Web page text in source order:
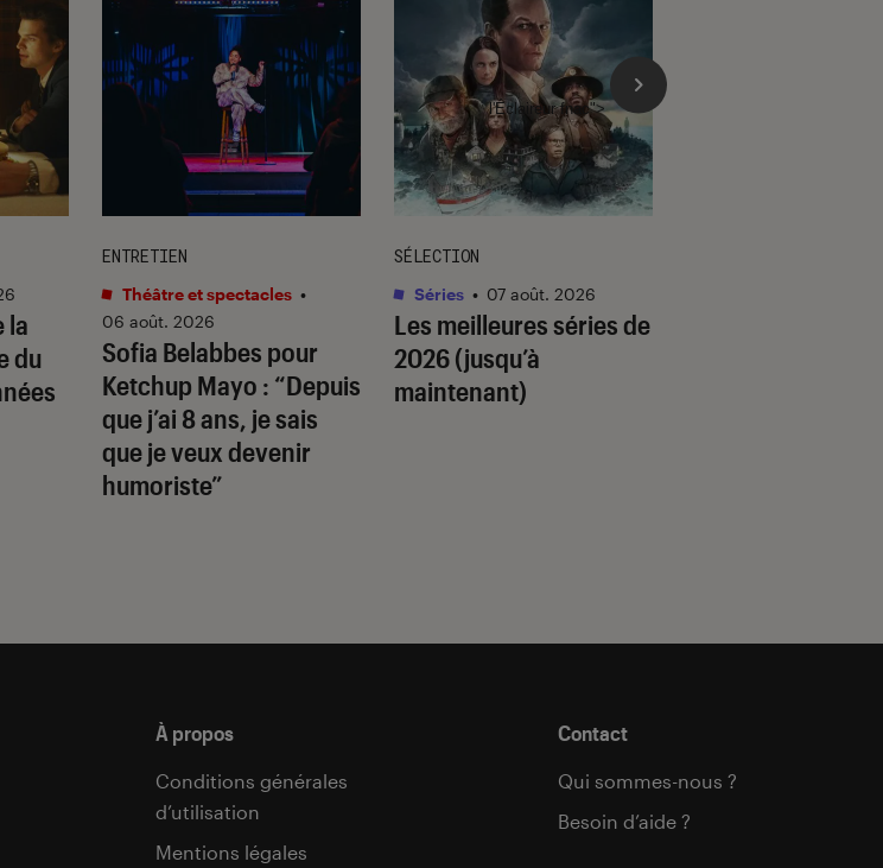
la
du
Sofia Belabbes pour
Ketchup Mayo : “Depuis
que j’ai 8 ans, je sais
que je veux devenir
humoriste”
ENTRETIEN
Théâtre et spectacles •
06 août. 2026
Les meilleures séries de
2026 (jusqu’à
maintenant)
SÉLECTION
Séries • 07 août. 2026
l'Éclaireur fnac">
À propos
Conditions générales
d’utilisation
Mentions légales
Contact
Qui sommes-nous ?
Besoin d’aide ?